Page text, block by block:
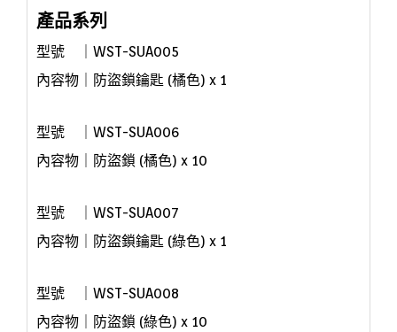
產品系列
型號 ｜WST-SUA005
內容物｜
防盜鎖鑰匙 (橘色) x 1
型號 ｜ WST-SUA006
內容物｜
防盜鎖 (橘色) x 10
型號 ｜WST-SUA007
內容物｜
防盜鎖鑰匙 (綠色) x 1
型號 ｜ WST-SUA008
內容物｜
防盜鎖 (綠色) x 10